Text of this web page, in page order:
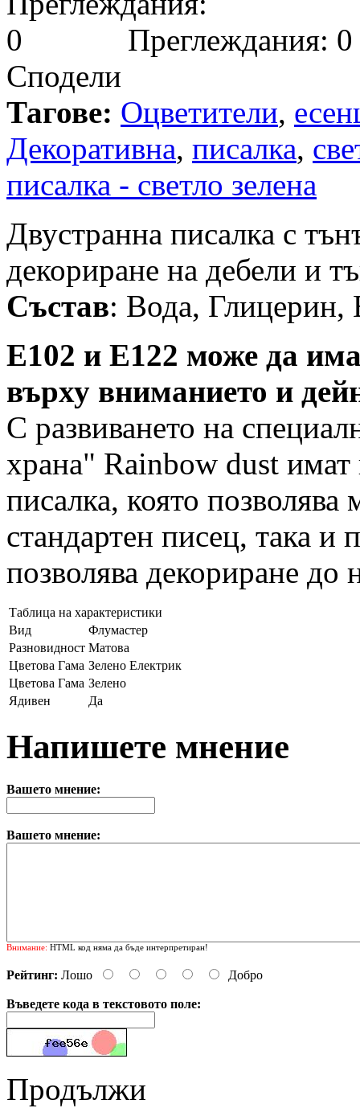
Преглеждания: 0
Сподели
Тагове: Оцветители,
Декоративна, писалка,
писалка - светло зелена
Двустранна писалка с
декориране на дебели и
Състав: Вода, Глицерин,
Е102 и Е122 може да
върху вниманието и
С развиването на
храна" Rainbow dust имат
писалка, която
стандартен писец, така
позволява декориране до
Таблица на характеристики
Вид
Флумастер
Разновидност Матова
Цветова Гама Зелено Електрик
Цветова Гама Зелено
Ядивен
Да
Напишете мнение
Вашето мнение:
Вашето мнение:
Внимание: HTML код няма да бъде интерпретиран!
Рейтинг: Лошо Добро
Въведете кода в текстовото поле:
Продължи